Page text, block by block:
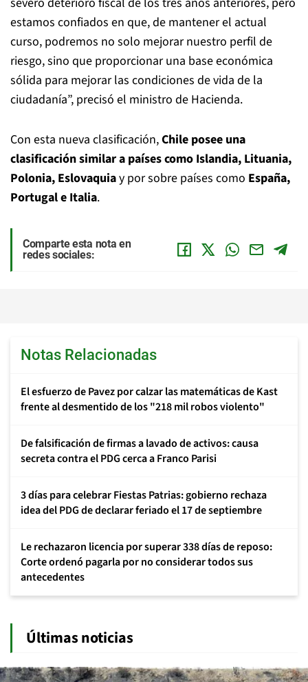
estamos confiados en que, de mantener el actual
curso, podremos no solo mejorar nuestro perfil de
riesgo, sino que proporcionar una base económica
sólida para mejorar las condiciones de vida de la
ciudadanía”, precisó el ministro de Hacienda.
Con esta nueva clasificación,Chile posee una
clasificación similar a países como Islandia, Lituania,
Polonia, Eslovaquiay por sobre países como España,
Portugal e Italia.
Comparte esta nota en
redes sociales:
Notas Relacionadas
El esfuerzo de Pavez por calzar las matemáticas de Kast
frente al desmentido de los "218 mil robos violento"
De falsificación de firmas a lavado de activos: causa
secreta contra el PDG cerca a Franco Parisi
3 días para celebrar Fiestas Patrias: gobierno rechaza
idea del PDG de declarar feriado el 17 de septiembre
Le rechazaron licencia por superar 338 días de reposo:
Corte ordenó pagarla por no considerar todos sus
antecedentes
Últimas noticias